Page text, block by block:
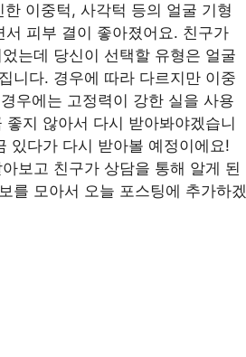
이중턱, 사각턱 등의 얼굴 기형
피부 결이 좋아졌어요. 친구가
는데 당신이 선택할 유형은 얼굴
니다. 경우에 따라 다르지만 이중
우에는 고정력이 강한 실을 사용
지 않아서 다시 받아봐야겠습니
있다가 다시 받아볼 예정이에요!
보고 친구가 상담을 통해 알게 된
를 모아서 오늘 포스팅에 추가하겠